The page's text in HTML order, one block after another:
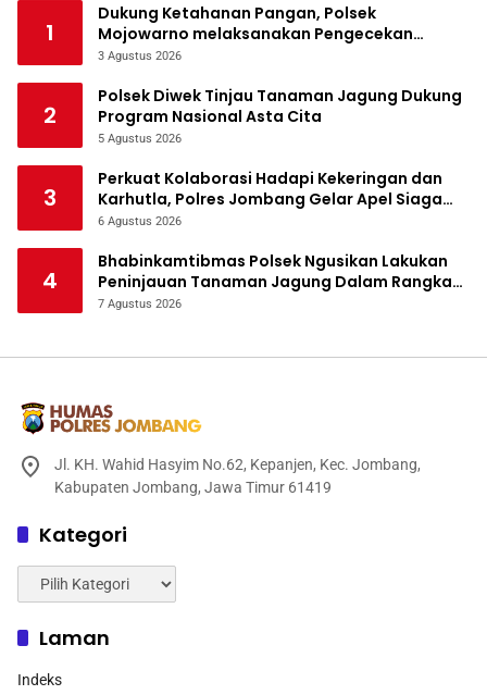
1
Dukung Ketahanan Pangan, Polsek
Mojowarno melaksanakan Pengecekan
Tanaman Jagung
3 Agustus 2026
2
Polsek Diwek Tinjau Tanaman Jagung Dukung
Program Nasional Asta Cita
5 Agustus 2026
3
Perkuat Kolaborasi Hadapi Kekeringan dan
Karhutla, Polres Jombang Gelar Apel Siaga
Bencana
6 Agustus 2026
4
Bhabinkamtibmas Polsek Ngusikan Lakukan
Peninjauan Tanaman Jagung Dalam Rangka
Mendukung Ketahanan Pangan
7 Agustus 2026
Jl. KH. Wahid Hasyim No.62, Kepanjen, Kec. Jombang,
Kabupaten Jombang, Jawa Timur 61419
Kategori
Kategori
Laman
Indeks